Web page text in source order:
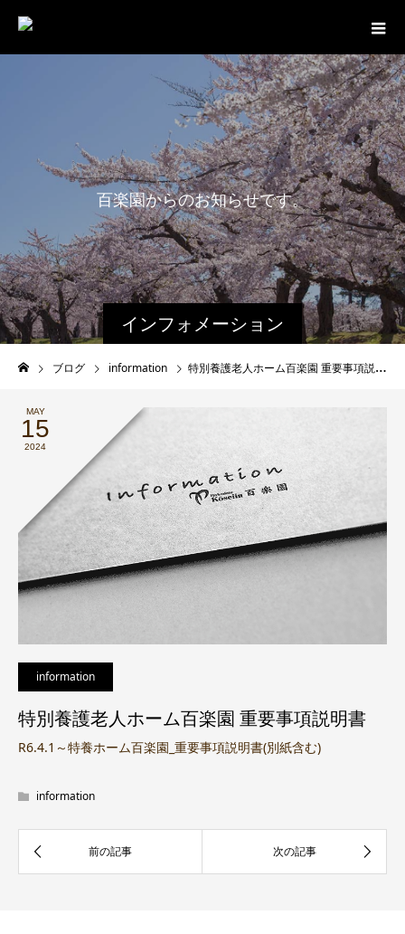
インフォメーション
百楽園からのお知らせです。
ブログ information 特別養護老人ホーム百楽園 重要事項説明書
MAY
15
2024
information
特別養護老人ホーム百楽園 重要事項説明書
R6.4.1～特養ホーム百楽園_重要事項説明書(別紙含む)
information